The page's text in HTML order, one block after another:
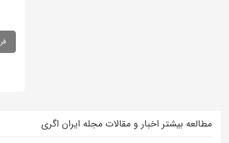
مطالعه بیشتر اخبار و مقالات مجله ایران اگری